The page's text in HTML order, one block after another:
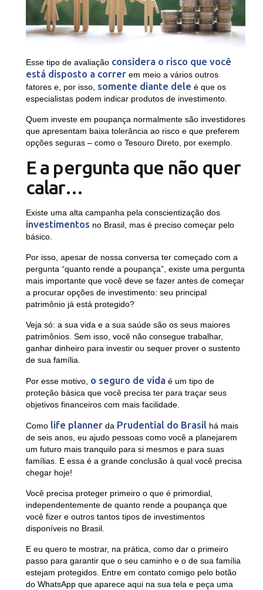
Esse tipo de avaliação considera o risco que você
está disposto a correrem meio a vários outros
fatores e, por isso, somente diante dele é que os
especialistas podem indicar produtos de investimento.
Quem investe em poupança normalmente são investidores
que apresentam baixa tolerância ao risco e que preferem
opções seguras – como o Tesouro Direto, por exemplo.
E a pergunta que não quer
calar…
Existe uma alta campanha pela conscientização dos
investimentos no Brasil, mas é preciso começar pelo
básico.
Por isso, apesar de nossa conversa ter começado com a
pergunta “quanto rende a poupança”, existe uma pergunta
mais importante que você deve se fazer antes de começar
a procurar opções de investimento: seu principal
patrimônio já está protegido?
Veja só: a sua vida e a sua saúde são os seus maiores
patrimônios. Sem isso, você não consegue trabalhar,
ganhar dinheiro para investir ou sequer prover o sustento
de sua família.
Por esse motivo, o seguro de vida é um tipo de
proteção básica que você precisa ter para traçar seus
objetivos financeiros com mais facilidade.
Como life plannerda Prudential do Brasilhá mais
de seis anos, eu ajudo pessoas como você a planejarem
um futuro mais tranquilo para si mesmos e para suas
famílias. E essa é a grande conclusão à qual você precisa
chegar hoje!
Você precisa proteger primeiro o que é primordial,
independentemente de quanto rende a poupança que
você fizer e outros tantos tipos de investimentos
disponíveis no Brasil.
E eu quero te mostrar, na prática, como dar o primeiro
passo para garantir que o seu caminho e o de sua família
estejam protegidos. Entre em contato comigo pelo botão
do WhatsApp que aparece aqui na sua tela e peça uma